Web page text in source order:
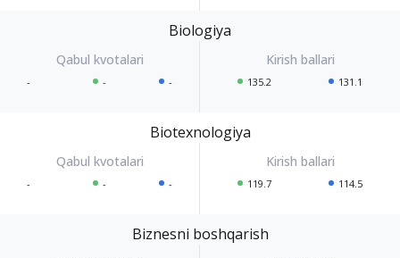
Biologiya
- - - 135.2 131.1
Biotexnologiya
- - - 119.7 114.5
Biznesni boshqarish